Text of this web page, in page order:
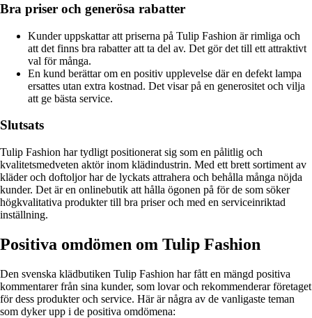
Bra priser och generösa rabatter
Kunder uppskattar att priserna på Tulip Fashion är rimliga och
att det finns bra rabatter att ta del av. Det gör det till ett attraktivt
val för många.
En kund berättar om en positiv upplevelse där en defekt lampa
ersattes utan extra kostnad. Det visar på en generositet och vilja
att ge bästa service.
Slutsats
Tulip Fashion har tydligt positionerat sig som en pålitlig och
kvalitetsmedveten aktör inom klädindustrin. Med ett brett sortiment av
kläder och doftoljor har de lyckats attrahera och behålla många nöjda
kunder. Det är en onlinebutik att hålla ögonen på för de som söker
högkvalitativa produkter till bra priser och med en serviceinriktad
inställning.
Positiva omdömen om Tulip Fashion
Den svenska klädbutiken Tulip Fashion har fått en mängd positiva
kommentarer från sina kunder, som lovar och rekommenderar företaget
för dess produkter och service. Här är några av de vanligaste teman
som dyker upp i de positiva omdömena: